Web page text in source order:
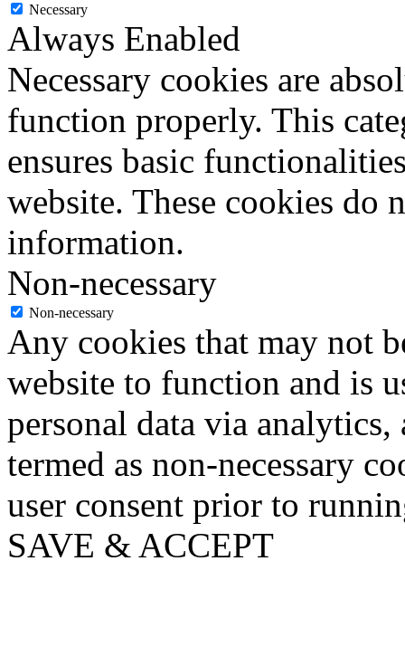
Necessary
Always Enabled
Necessary cookies are
function properly. This
ensures basic
website. These cookies do
information.
Non-necessary
Non-necessary
Any cookies that may not
website to function and is
personal data via analytics,
termed as non-necessary
user consent prior to
SAVE & ACCEPT